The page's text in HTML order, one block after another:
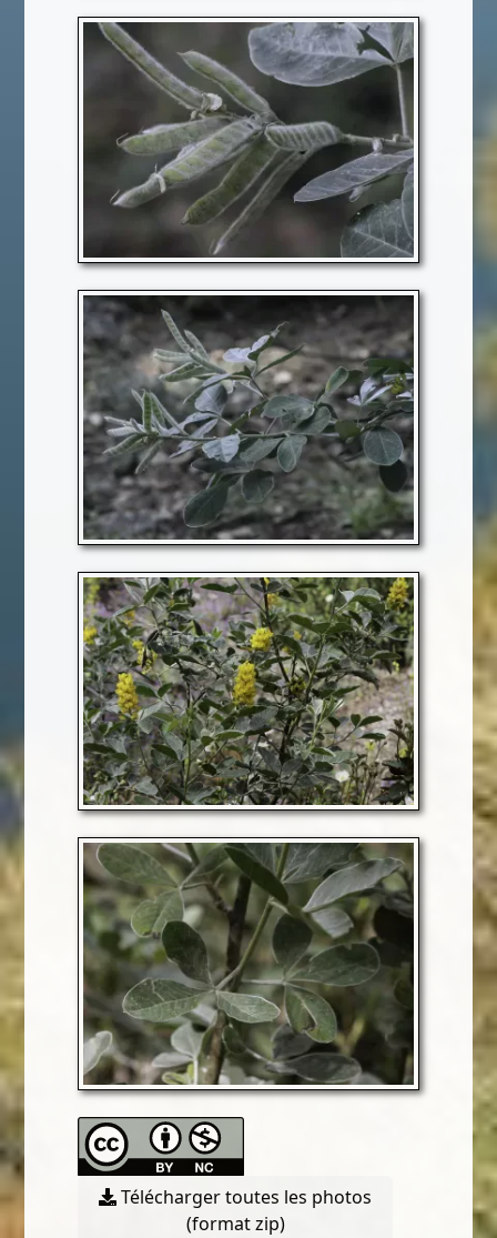
Télécharger toutes les photos
(format zip)